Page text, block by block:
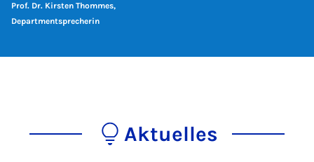
Prof. Dr. Kirsten Thommes,
Departmentsprecherin
Aktuelles